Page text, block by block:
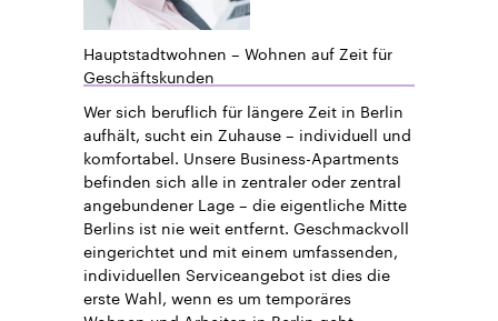
Hauptstadtwohnen – Wohnen auf Zeit für
Geschäftskunden
Wer sich beruflich für längere Zeit in Berlin
aufhält, sucht ein Zuhause – individuell und
komfortabel. Unsere Business-Apartments
befinden sich alle in zentraler oder zentral
angebundener Lage – die eigentliche Mitte
Berlins ist nie weit entfernt. Geschmackvoll
eingerichtet und mit einem umfassenden,
individuellen Serviceangebot ist dies die
erste Wahl, wenn es um temporäres